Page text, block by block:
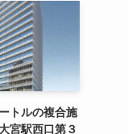
トルの複合施
宮駅西口第３